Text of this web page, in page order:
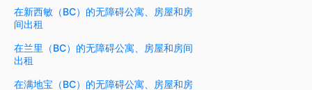
在新西敏（BC）的无障碍公寓、房屋和房
间出租
在兰里（BC）的无障碍公寓、房屋和房间
出租
在满地宝（BC）的无障碍公寓、房屋和房